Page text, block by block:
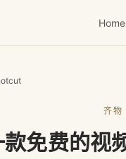
Home
齐物
免费的视